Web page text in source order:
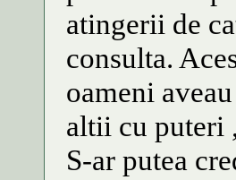
atingerii de
consulta.
oameni
altii cu puteri
S-ar putea